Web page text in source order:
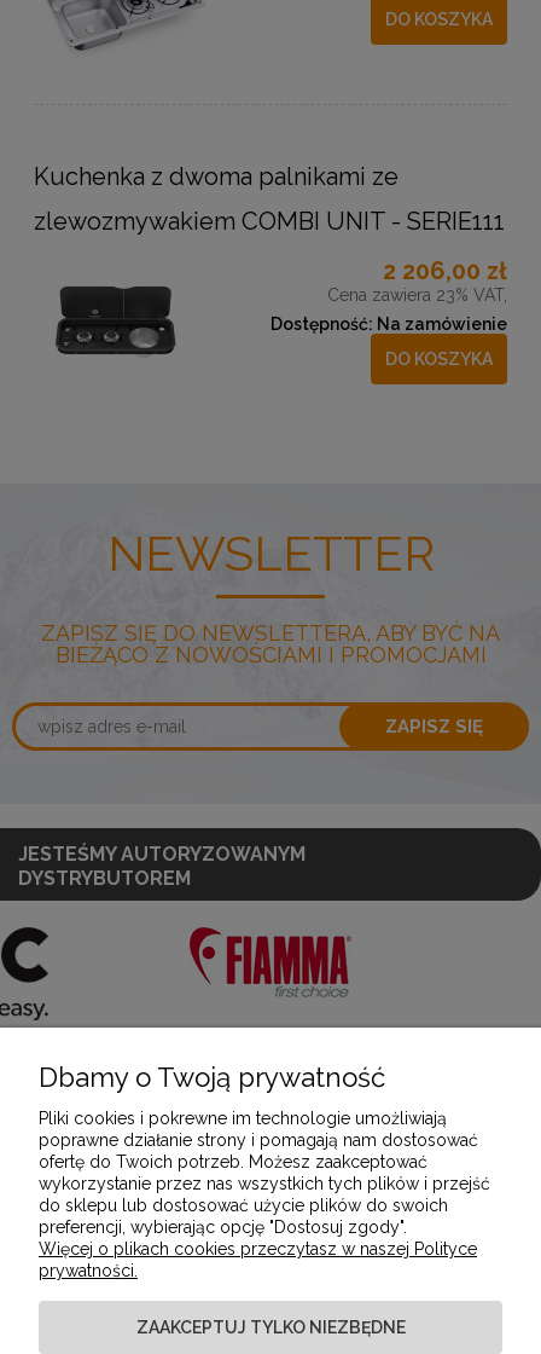
DO KOSZYKA
Kuchenka z dwoma palnikami ze
zlewozmywakiem COMBI UNIT - SERIE111
2 206,00 zł
Cena zawiera 23% VAT,
Dostępność: Na zamówienie
DO KOSZYKA
NEWSLETTER
ZAPISZ SIĘ DO NEWSLETTERA, ABY BYĆ NA
BIEŻĄCO Z NOWOŚCIAMI I PROMOCJAMI
ZAPISZ SIĘ
JESTEŚMY AUTORYZOWANYM
DYSTRYBUTOREM
POMOC
MOJE KONTO
PŁATNOŚCI I DOSTAWA
INFORMACJE
Dbamy o Twoją prywatność
Pliki cookies i pokrewne im technologie umożliwiają
poprawne działanie strony i pomagają nam dostosować
ofertę do Twoich potrzeb. Możesz zaakceptować
wykorzystanie przez nas wszystkich tych plików i przejść
do sklepu lub dostosować użycie plików do swoich
preferencji, wybierając opcję "Dostosuj zgody".
Więcej o plikach cookies przeczytasz w naszej Polityce
prywatności.
ZAAKCEPTUJ TYLKO NIEZBĘDNE